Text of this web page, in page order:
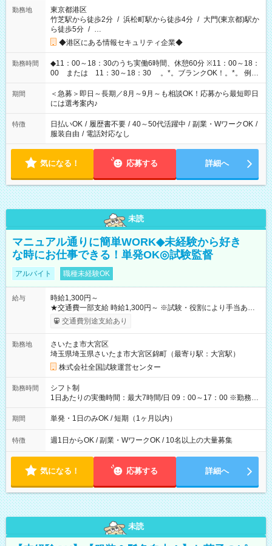
勤務地
東京都港区
竹芝駅から徒歩2分 / 浜松町駅から徒歩4分 / 大門(東京都)駅か
ら徒歩5分 / …
◆港区にある情報セキュリティ企業◆
勤務時間
◆11：00～18：30のうち実働6時間、休憩60分 ※11：00～18：
00 または 11：30～18：30 。*。ブランクOK！。*。 例え
ば前職が、 在宅/財団法人/事務/コールセンター/受付/販売/カフェ
スタッフ スイーツ販売/ホテルフロント/化粧品販売/など 様々な
業界から入社して活躍されています♪
期間
＜急募＞即日～長期／8月～9月～も相談OK！応募から最短即日
には選考案内♪
特徴 日払いOK / 履歴書不要 / 40～50代活躍中 / 副業・WワークOK /
服装自由 / 電話対応なし
気になる！ 応募する 詳細へ
未読
マニュアル通りに簡単WORK◆未経験から好き
な時にお仕事できる！単発OK◎試験監督
アルバイト 職種未経験OK
給与
時給1,300円～
★交通費一部支給 時給1,300円～ ※試験・役割により手当あり
※勤務回数により昇給あり 【即給（前払い）オプションあ
り！】 希望される場合、勤務から1週間ほどで給与の一部を受け
例】 ・河合塾模擬試験 8:30～17:30（休憩1時間） 時給1,300円
×8時間＝日収10,400円＋交通費 ※当日の役割により時給＋100
円の場合あり ・国家試験 7:00～13:30（休憩なし） 時給1,300
円（役割手当＋100円）×6時間＝日収8,400円＋交通費 【試用期
間】試用期間なし
交通費別途支給あり
勤務地
さいたま市大宮区
埼玉県埼玉県さいたま市大宮区錦町（最寄り駅：大宮駅）
株式会社全国試験運営センター
勤務時間
シフト制
1日あたりの実働時間：最大7時間/日 09：00～17：00 ※勤務時
間は 試験により異なります。
期間 単発・1日のみOK / 短期（1ヶ月以内）
特徴 週1日からOK / 副業・WワークOK / 10名以上の大量募集
気になる！ 応募する 詳細へ
未読